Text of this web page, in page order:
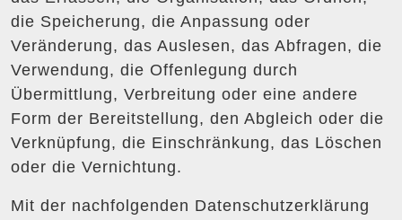
die Speicherung, die Anpassung oder
Veränderung, das Auslesen, das Abfragen, die
Verwendung, die Offenlegung durch
Übermittlung, Verbreitung oder eine andere
Form der Bereitstellung, den Abgleich oder die
Verknüpfung, die Einschränkung, das Löschen
oder die Vernichtung.
Mit der nachfolgenden Datenschutzerklärung